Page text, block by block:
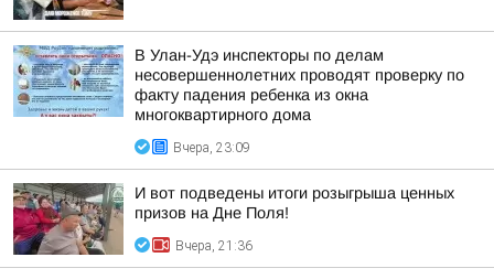
В Улан-Удэ инспекторы по делам
несовершеннолетних проводят проверку по
факту падения ребенка из окна
многоквартирного дома
Вчера, 23:09
И вот подведены итоги розыгрыша ценных
призов на Дне Поля!
Вчера, 21:36